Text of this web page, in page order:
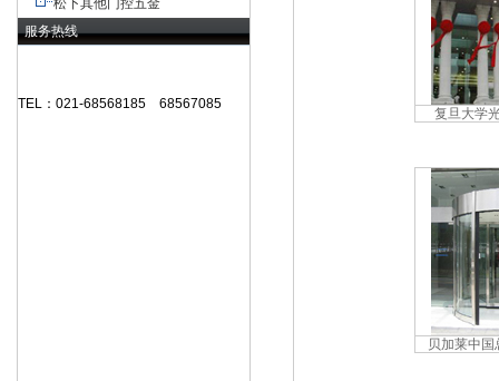
复旦大学
贝加莱中
松下其他门控五金
服务热线
TEL：021-68568185 68567085